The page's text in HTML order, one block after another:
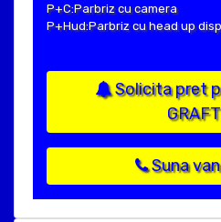
P+C:Parbriz cu camera
P+Hud:Parbriz cu head up
Solicita pret
Suna